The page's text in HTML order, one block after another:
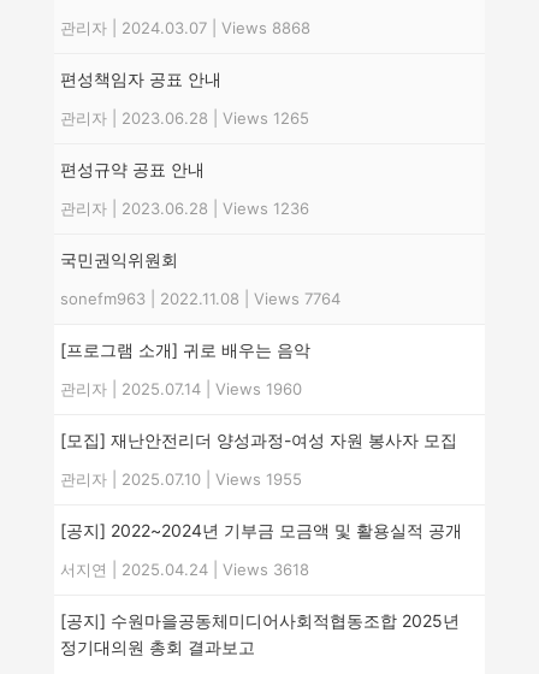
관리자 2024.03.07 Views 8868
편성책임자 공표 안내
관리자 2023.06.28 Views 1265
편성규약 공표 안내
관리자 2023.06.28 Views 1236
국민권익위원회
sonefm963 2022.11.08 Views 7764
[프로그램 소개] 귀로 배우는 음악
관리자 2025.07.14 Views 1960
[모집] 재난안전리더 양성과정-여성 자원 봉사자 모집
관리자 2025.07.10 Views 1955
[공지] 2022~2024년 기부금 모금액 및 활용실적 공개
서지연 2025.04.24 Views 3618
[공지] 수원마을공동체미디어사회적협동조합 2025년
정기대의원 총회 결과보고